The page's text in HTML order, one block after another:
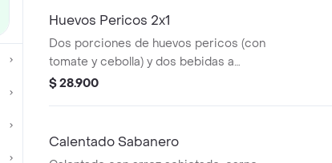
Huevos Pericos 2x1
Dos porciones de huevos pericos (con
tomate y cebolla) y dos bebidas a
elección.
$ 28.900
Calentado Sabanero